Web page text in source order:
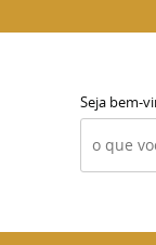
Seja bem-